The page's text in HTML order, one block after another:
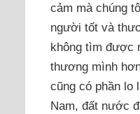
cảm mà chúng
người tốt và
không tìm được
thương mình
cũng có phần lo
Nam, đất nước